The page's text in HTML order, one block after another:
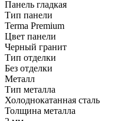
Панель гладкая
Тип панели
Terma Premium
Цвет панели
Черный гранит
Тип отделки
Без отделки
Металл
Тип металла
Холоднокатанная сталь
Толщина металла